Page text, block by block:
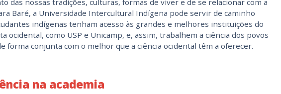
das nossas tradições, culturas, formas de viver e de se relacionar com a
Baré, a Universidade Intercultural Indígena pode servir de caminho
indígenas tenham acesso às grandes e melhores instituições do
ocidental, como USP e Unicamp, e, assim, trabalhem a ciência dos povos
forma conjunta com o melhor que a ciência ocidental têm a oferecer.
na academia